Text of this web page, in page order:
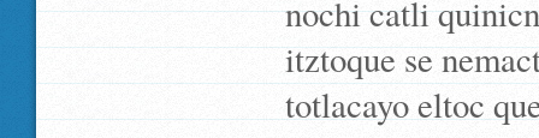
nochi catli
itztoque se
totlacayo eltoc